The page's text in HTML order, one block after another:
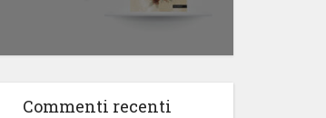
Commenti recenti